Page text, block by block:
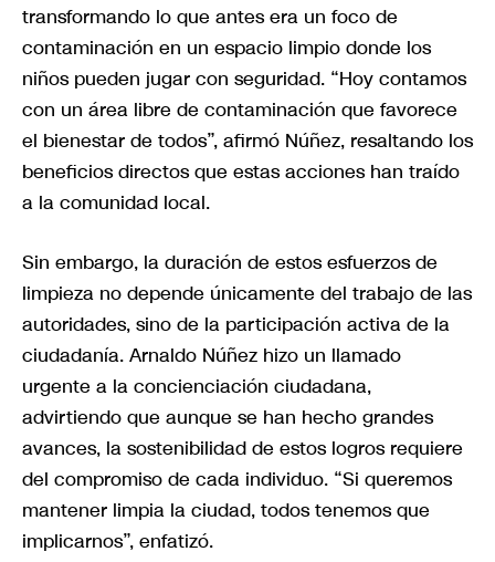
transformando lo que antes era un foco de
contaminación en un espacio limpio donde los
niños pueden jugar con seguridad. “Hoy contamos
con un área libre de contaminación que favorece
el bienestar de todos”, afirmó Núñez, resaltando los
beneficios directos que estas acciones han traído
a la comunidad local.
Sin embargo, la duración de estos esfuerzos de
limpieza no depende únicamente del trabajo de las
autoridades, sino de la participación activa de la
ciudadanía. Arnaldo Núñez hizo un llamado
urgente a la concienciación ciudadana,
advirtiendo que aunque se han hecho grandes
avances, la sostenibilidad de estos logros requiere
del compromiso de cada individuo. “Si queremos
mantener limpia la ciudad, todos tenemos que
implicarnos”, enfatizó.